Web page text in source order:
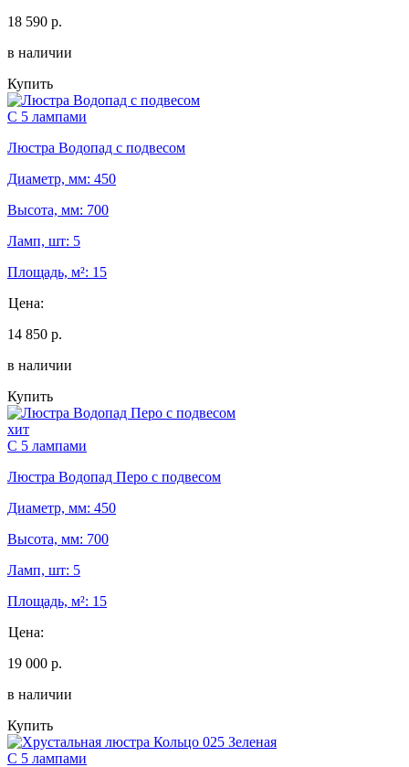
18 590 р.
в наличии
Купить
С 5 лампами
Люстра Водопад с подвесом
Диаметр, мм: 450
Высота, мм: 700
Ламп, шт: 5
Площадь, м²: 15
Цена:
14 850 р.
в наличии
Купить
хит
С 5 лампами
Люстра Водопад Перо с подвесом
Диаметр, мм: 450
Высота, мм: 700
Ламп, шт: 5
Площадь, м²: 15
Цена:
19 000 р.
в наличии
Купить
С 5 лампами